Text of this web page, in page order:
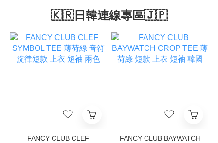
🇰🇷日韓連線專區🇯🇵
FANCY CLUB CLEF
FANCY CLUB BAYWATCH